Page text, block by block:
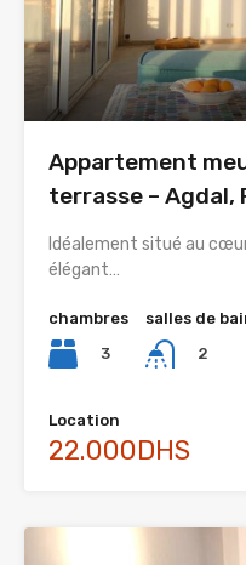
Appartement
terrasse – Agdal,
Idéalement situé au
élégant…
chambres
3
salles de
2
Location
22.000DHS